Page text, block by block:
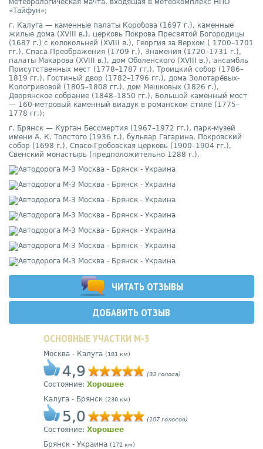
метеорологическая мачта, входящая в метеокомплекс НПО
«Тайфун»;
г. Калуга — каменные палаты Коробова (1697 г.), каменные
жилые дома (XVIII в.), церковь Покрова Пресвятой Богородицы
(1687 г.) с колокольней (XVIII в.), Георгия за Верхом ( 1700–1701
гг.), Спаса Преображения (1709 г.), Знамения (1720–1731 г.),
палаты Макарова (XVIII в.), дом Оболенского (XVIII в.), ансамбль
Присутственных мест (1778–1787 гг.), Троицкий собор (1786–
1819 гг.), Гостиный двор (1782–1796 гг.), дома Золотарёвых-
Кологривовой (1805–1808 гг.), дом Мешковых (1826 г.),
Дворянское собрание (1848–1850 гг.), Большой каменный мост
— 160-метровый каменный виадук в романском стиле (1775–
1778 гг.);
г. Брянск — Курган Бессмертия (1967–1972 гг.), парк-музей
имени А. К. Толстого (1936 г.), бульвар Гагарина, Покровский
собор (1698 г.), Спасо-Гробовская церковь (1900–1904 гг.),
Свенский монастырь (предположительно 1288 г.).
ЧИТАТЬ ОТЗЫВЫ
ДОБАВИТЬ ОТЗЫВ
ОСНОВНЫЕ УЧАСТКИ М-3
Москва - Калуга (181 км)
4,9 (93 голоса)
Состояние: Хорошее
Калуга - Брянск (230 км)
5,0 (107 голосов)
Состояние: Хорошее
Брянск - Украина (172 км)